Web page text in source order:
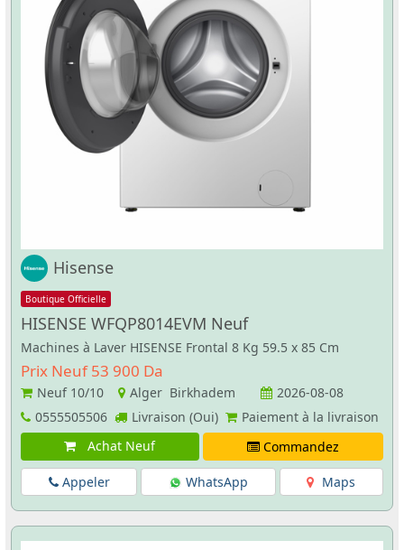
Hisense
Boutique Officielle
HISENSE WFQP8014EVM Neuf
Machines à Laver HISENSE Frontal 8 Kg 59.5 x 85 Cm
Prix Neuf 53 900 Da
Neuf 10/10 Alger Birkhadem
2026-08-08
0555505506
Livraison (Oui)
Paiement à la livraison
Achat Neuf
Commandez
Appeler WhatsApp Maps